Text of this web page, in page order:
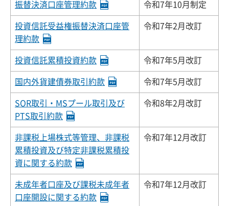
振替決済口座管理約款 令和7年10月制定
投資信託受益権振替決済口座管
理約款
令和7年2月改訂
投資信託累積投資約款 令和7年5月改訂
国内外貨建債券取引約款 令和7年5月改訂
SOR取引・MSプール取引及び
PTS取引約款
令和8年2月改訂
非課税上場株式等管理、非課税
累積投資及び特定非課税累積投
資に関する約款
令和7年12月改訂
未成年者口座及び課税未成年者
口座開設に関する約款
令和7年12月改訂